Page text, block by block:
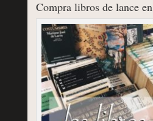
Compra libros de lance en